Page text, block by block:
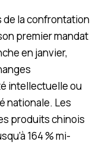
de la confrontation
premier mandat
en janvier,
intellectuelle ou
nationale. Les
produits chinois
164 % mi-